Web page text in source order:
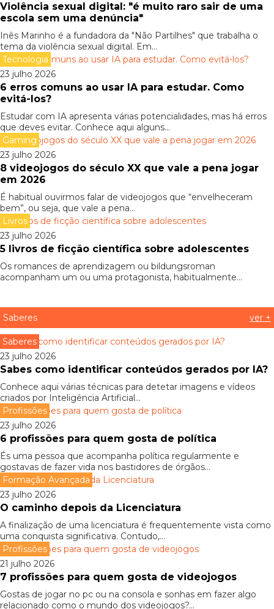
Violência sexual digital: "é muito raro sair de uma
escola sem uma denúncia"
Inês Marinho é a fundadora da "Não Partilhes" que trabalha o
tema da violência sexual digital. Em...
Tecnologia
23 julho 2026
6 erros comuns ao usar IA para estudar. Como
evitá-los?
Estudar com IA apresenta várias potencialidades, mas há erros
que deves evitar. Conhece aqui alguns...
Gaming
23 julho 2026
8 videojogos do século XX que vale a pena jogar
em 2026
É habitual ouvirmos falar de videojogos que “envelheceram
bem”, ou seja, que vale a pena...
Livros
23 julho 2026
5 livros de ficção científica sobre adolescentes
Os romances de aprendizagem ou bildungsroman
acompanham um ou uma protagonista, habitualmente...
Saberes ver +
Saberes
23 julho 2026
Sabes como identificar conteúdos gerados por IA?
Conhece aqui várias técnicas para detetar imagens e vídeos
criados por Inteligência Artificial...
Profissões
23 julho 2026
6 profissões para quem gosta de política
És uma pessoa que acompanha política regularmente e
gostavas de fazer vida nos bastidores de órgãos...
Formação Avançada
23 julho 2026
O caminho depois da Licenciatura
A finalização de uma licenciatura é frequentemente vista como
uma conquista significativa. Contudo,...
Profissões
21 julho 2026
7 profissões para quem gosta de videojogos
Gostas de jogar no pc ou na consola e sonhas em fazer algo
relacionado como o mundo dos videojogos?...